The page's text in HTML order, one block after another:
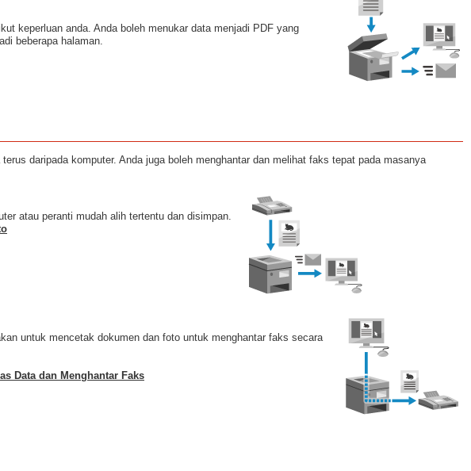
keperluan anda. Anda boleh menukar data menjadi PDF yang
beberapa halaman.
daripada komputer. Anda juga boleh menghantar dan melihat faks tepat pada masanya
atau peranti mudah alih tertentu dan disimpan.
untuk mencetak dokumen dan foto untuk menghantar faks secara
Data dan Menghantar Faks